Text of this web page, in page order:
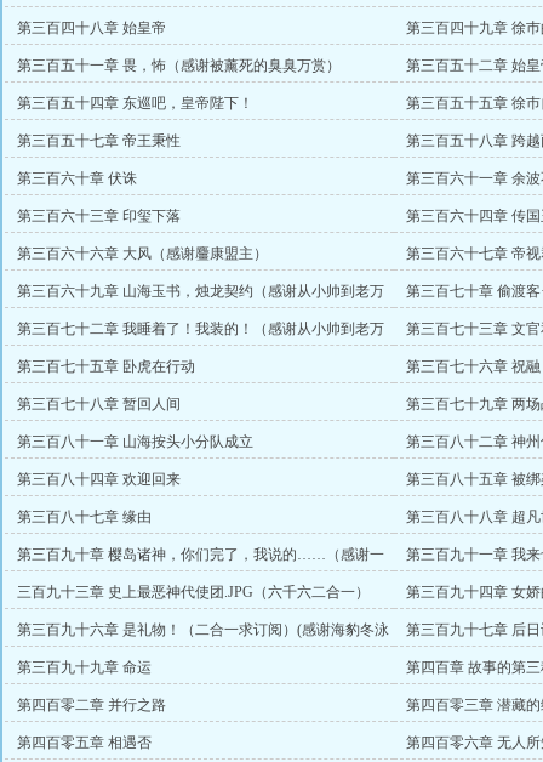
赏）
第三百四十八章 始皇帝 第三百四十九章 徐
第三百五十一章 畏，怖（感谢被薰死的臭臭万赏） 第三百五十二章 始
第三百五十四章 东巡吧，皇帝陛下！
第三百五十五章 徐
币）
第三百五十七章 帝王秉性 第三百五十八章 跨
第三百六十章 伏诛 第三百六十一章 余
第三百六十三章 印玺下落 第三百六十四章 传
第三百六十六章 大风（感谢麠康盟主） 第三百六十七章 帝
第三百六十九章 山海玉书，烛龙契约（感谢从小帅到老万
赏）
第三百七十章 偷渡
第三百七十二章 我睡着了！我装的！（感谢从小帅到老万
赏）
第三百七十三章 文
赏）
第三百七十五章 卧虎在行动 第三百七十六章 祝
第三百七十八章 暂回人间 第三百七十九章 两
第三百八十一章 山海按头小分队成立 第三百八十二章 神
第三百八十四章 欢迎回来 第三百八十五章 被
第三百八十七章 缘由 第三百八十八章 超
第三百九十章 樱岛诸神，你们完了，我说的……（感谢一
生习文万赏）
第三百九十一章 我来
三百九十三章 史上最恶神代使团.JPG（六千六二合一） 第三百九十四章 女
第三百九十六章 是礼物！（二合一求订阅）(感谢海豹冬泳
盟主)
第三百九十七章 后
第三百九十九章 命运
第四百章 故事的第
赏）
第四百零二章 并行之路 第四百零三章 潜藏
第四百零五章 相遇否
第四百零六章 无人